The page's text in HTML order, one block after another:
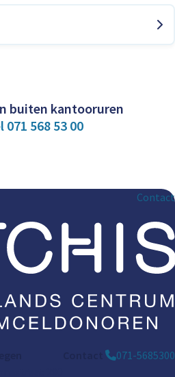
buiten kantooruren
071 568 53 00
Contact
071-5685300